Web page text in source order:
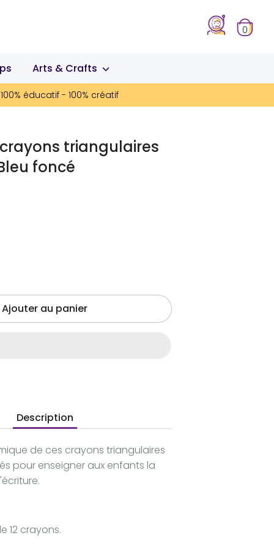
0
Arts & Crafts
100% éducatif - 100% créatif
crayons triangulaires
foncé
Ajouter au panier
Description
de ces crayons triangulaires
pour enseigner aux enfants la
12 crayons.